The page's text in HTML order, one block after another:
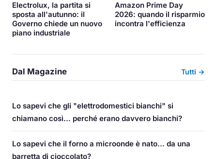
Electrolux, la partita si
sposta all'autunno: il
Governo chiede un nuovo
piano industriale
Amazon Prime Day
2026: quando il risparmio
incontra l'efficienza
Dal Magazine Tutti →
Lo sapevi che gli "elettrodomestici bianchi" si
chiamano così... perché erano davvero bianchi?
Lo sapevi che il forno a microonde è nato... da una
barretta di cioccolato?